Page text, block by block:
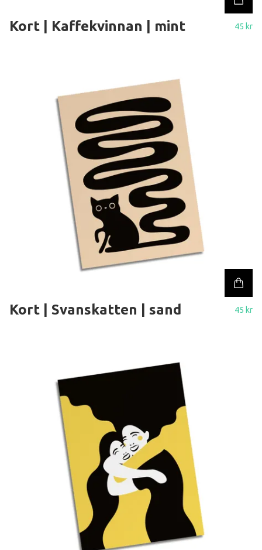
Kort | Kaffekvinnan | mint 45 kr
Kort | Svanskatten | sand 45 kr